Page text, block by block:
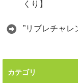
くり】
”リブレチャレ
カテゴリ